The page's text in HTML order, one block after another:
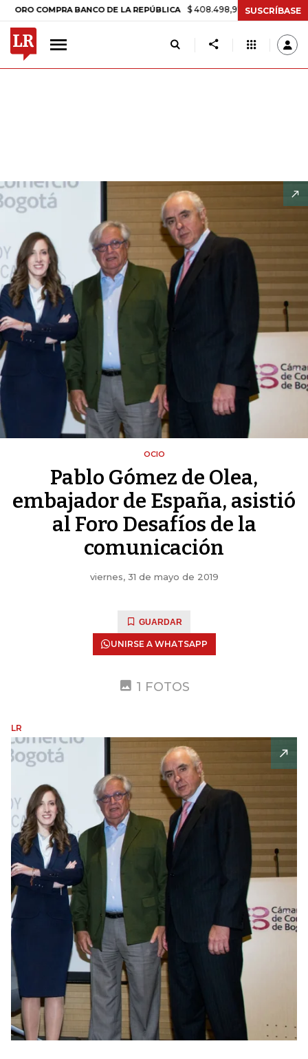
BANCO DE LA REPÚBLICA $ 408.498,97 +$ 8.753,81 +2,19%
SUSCRÍBASE
OCIO
Pablo Gómez de Olea,
embajador de España, asistió
al Foro Desafíos de la
comunicación
viernes, 31 de mayo de 2019
GUARDAR
UNIRSE A WHATSAPP
1 FOTOS
LR